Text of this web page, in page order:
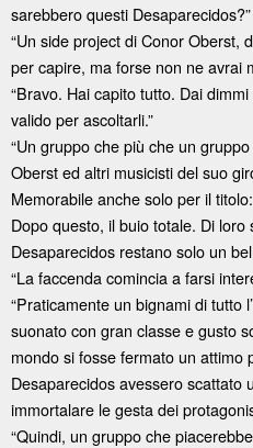
sarebbero questi Desaparecidos?”
“Un side project di Conor Oberst,
per capire, ma forse non ne avrai
“Bravo. Hai capito tutto. Dai
valido per ascoltarli.”
“Un gruppo che più che un
Oberst ed altri musicisti del suo
Memorabile anche solo per il
Dopo questo, il buio totale. Di
Desaparecidos restano solo un
“La faccenda comincia a farsi
“Praticamente un bignami di tutto
suonato con gran classe e gusto
mondo si fosse fermato un attimo
Desaparecidos avessero scattato
immortalare le gesta dei
“Quindi, un gruppo che